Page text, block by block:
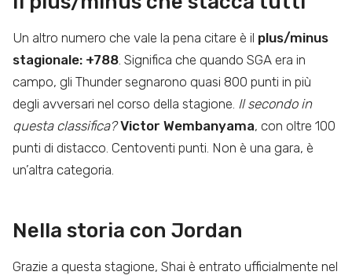
Un altro numero che vale la pena citare è il plus/minus
stagionale: +788 . Significa che quando SGA era in
campo, gli Thunder segnarono quasi 800 punti in più
degli avversari nel corso della stagione. Il secondo in
questa classifica?Victor Wembanyama, con oltre 100
punti di distacco. Centoventi punti. Non è una gara, è
un’altra categoria.
Nella storia con Jordan
Grazie a questa stagione, Shai è entrato ufficialmente nel